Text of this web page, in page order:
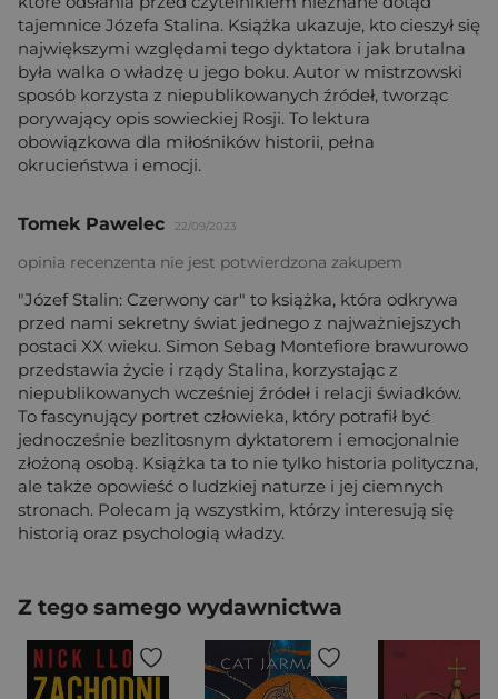
tajemnice Józefa Stalina. Książka ukazuje, kto cieszył się
największymi względami tego dyktatora i jak brutalna
była walka o władzę u jego boku. Autor w mistrzowski
sposób korzysta z niepublikowanych źródeł, tworząc
porywający opis sowieckiej Rosji. To lektura
obowiązkowa dla miłośników historii, pełna
okrucieństwa i emocji.
Tomek Pawelec 22/09/2023
opinia recenzenta nie jest potwierdzona zakupem
"Józef Stalin: Czerwony car" to książka, która odkrywa
przed nami sekretny świat jednego z najważniejszych
postaci XX wieku. Simon Sebag Montefiore brawurowo
przedstawia życie i rządy Stalina, korzystając z
niepublikowanych wcześniej źródeł i relacji świadków.
To fascynujący portret człowieka, który potrafił być
jednocześnie bezlitosnym dyktatorem i emocjonalnie
złożoną osobą. Książka ta to nie tylko historia polityczna,
ale także opowieść o ludzkiej naturze i jej ciemnych
stronach. Polecam ją wszystkim, którzy interesują się
historią oraz psychologią władzy.
Z tego samego wydawnictwa